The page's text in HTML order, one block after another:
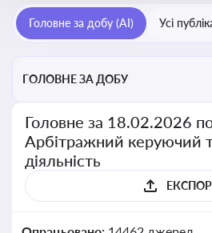
Головне за добу (AI) Усі
ГОЛОВНЕ ЗА ДОБУ
Головне за 18.02.2026
Арбітражний керуючий
діяльність